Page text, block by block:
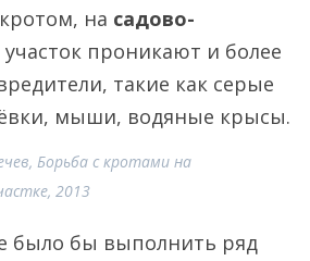
на садово-
участок проникают и более
такие как серые
мыши, водяные крысы.
Борьба с кротами на
2013
было бы выполнить ряд